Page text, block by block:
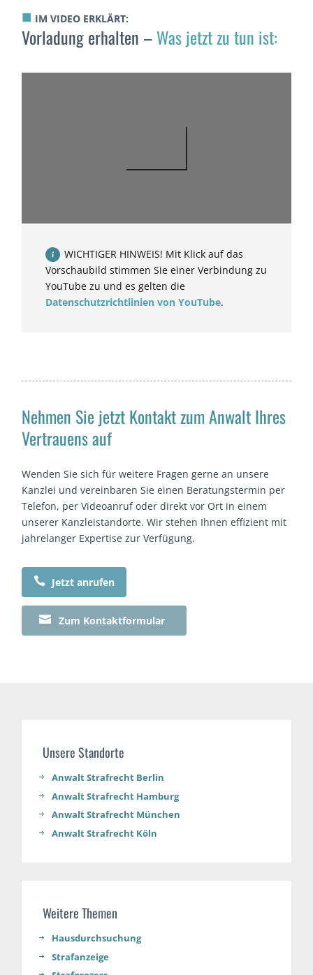
■ IM VIDEO ERKLÄRT:
Vorladung erhalten –Was jetzt zu tun ist:
WICHTIGER HINWEIS! Mit Klick auf das
Vorschaubild stimmen Sie einer Verbindung zu
YouTube zu und es gelten die
Datenschutzrichtlinien von YouTube.
Nehmen Sie jetzt Kontakt zum Anwalt Ihres
Vertrauens auf
Wenden Sie sich für weitere Fragen gerne an unsere
Kanzlei und vereinbaren Sie einen Beratungstermin per
Telefon, per Videoanruf oder direkt vor Ort in einem
unserer Kanzleistandorte. Wir stehen Ihnen effizient mit
jahrelanger Expertise zur Verfügung.
 Jetzt anrufen
 Zum Kontaktformular
Unsere Standorte
Anwalt Strafrecht Berlin
Anwalt Strafrecht Hamburg
Anwalt Strafrecht München
Anwalt Strafrecht Köln
Weitere Themen
Hausdurchsuchung
Strafanzeige